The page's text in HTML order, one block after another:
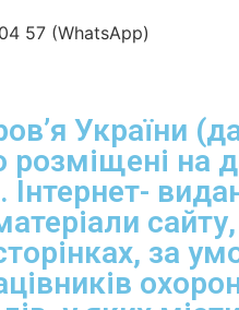
57 (WhatsApp)
України
на
за